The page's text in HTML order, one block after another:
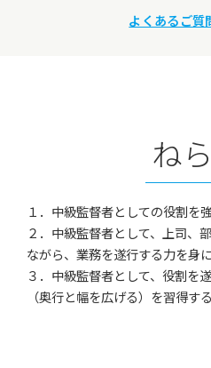
よくあるご質
ね
１．中級監督者としての役割を
２．中級監督者として、上司、
ながら、業務を遂行する力を身
３．中級監督者として、役割を
（奥行と幅を広げる）を習得する